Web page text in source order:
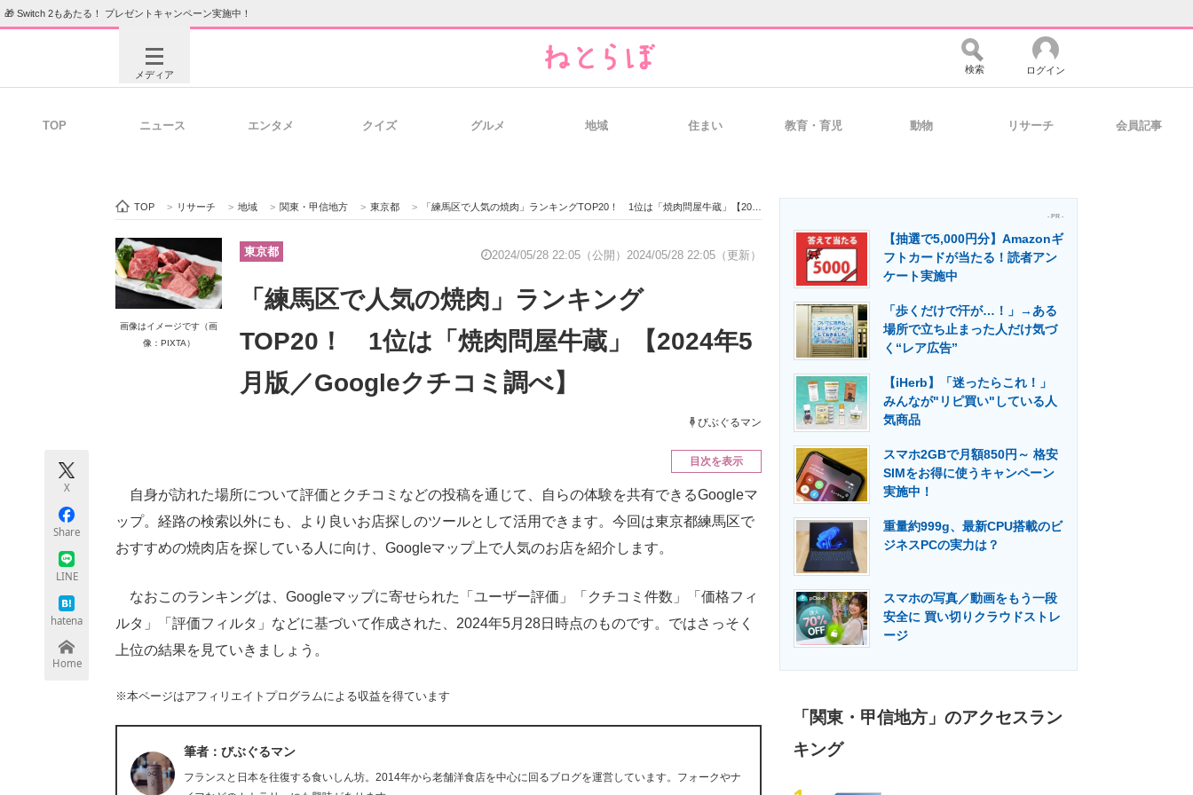
🎁 Switch 2もあたる！ プレゼントキャンペーン実施中！
メディア
ビジネスと働き方のヒント 経営リーダーのコミュニティ マーケ×ITの今がよく分かる
ITエンジニア向け専門サイト IT製品の技術・比較・事例 製造業のIT導入・活用を支援
エネルギーの専門メディア 建設×テクノロジーの最前線
ちょっと気になるネットの話題
検索 ログイン
TOP ニュース エンタメ クイズ グルメ 地域 住まい 教育・育児 動物 リサーチ 会員記事
TOP > リサーチ > 地域 > 関東・甲信地方 > 東京都 > 「練馬区で人気の焼肉」ランキングTOP20！ 1位は「焼肉問屋牛蔵」【2024年5月版／Googleクチコミ調べ】
画像はイメージです（画
像：PIXTA）
東京都 2024/05/28 22:05（公開） 2024/05/28 22:05（更新）
「練馬区で人気の焼肉」ランキング
TOP20！ 1位は「焼肉問屋牛蔵」【2024年5
月版／Googleクチコミ調べ】
びぶぐるマン
X
Share
LINE
hatena
Home
目次を表示
自身が訪れた場所について評価とクチコミなどの投稿を通じて、自らの体験を共有できるGoogleマ
ップ。経路の検索以外にも、より良いお店探しのツールとして活用できます。今回は東京都練馬区で
おすすめの焼肉店を探している人に向け、Googleマップ上で人気のお店を紹介します。
なおこのランキングは、Googleマップに寄せられた「ユーザー評価」「クチコミ件数」「価格フィ
ルタ」「評価フィルタ」などに基づいて作成された、2024年5月28日時点のものです。ではさっそく
上位の結果を見ていきましょう。
※本ページはアフィリエイトプログラムによる収益を得ています
筆者：びぶぐるマン
フランスと日本を往復する食いしん坊。2014年から老舗洋食店を中心に回るブログを運営しています。フォークやナ
- PR -
【抽選で5,000円分】Amazonギ
フトカードが当たる！読者アン
ケート実施中
「歩くだけで汗が…！」→ある
場所で立ち止まった人だけ気づ
く“レア広告”
【iHerb】「迷ったらこれ！」
みんなが"リピ買い"している人
気商品
スマホ2GBで月額850円～ 格安
SIMをお得に使うキャンペーン
実施中！
重量約999g、最新CPU搭載のビ
ジネスPCの実力は？
スマホの写真／動画をもう一段
安全に 買い切りクラウドストレ
ージ
「関東・甲信地方」のアクセスラン
キング